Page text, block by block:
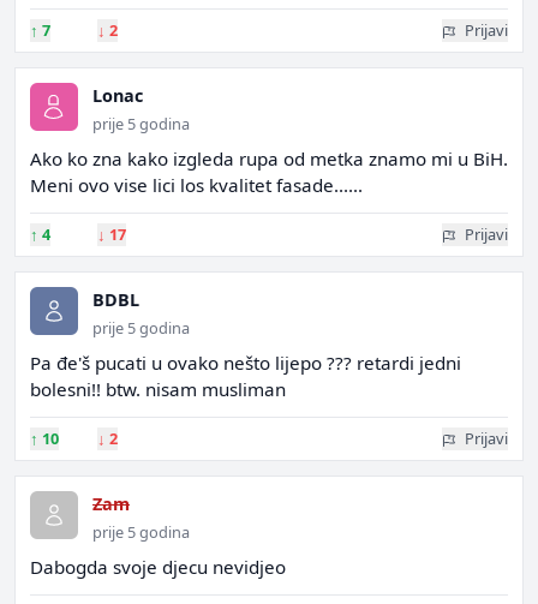
↑ 7 ↓ 2 Prijavi
Lonac
prije 5 godina
Ako ko zna kako izgleda rupa od metka znamo mi u BiH.
Meni ovo vise lici los kvalitet fasade......
↑ 4 ↓ 17 Prijavi
BDBL
prije 5 godina
Pa đe'š pucati u ovako nešto lijepo ??? retardi jedni
bolesni!! btw. nisam musliman
↑ 10 ↓ 2 Prijavi
Zam
prije 5 godina
Dabogda svoje djecu nevidjeo